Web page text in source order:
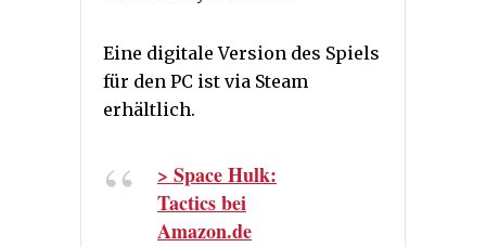
Eine digitale Version des Spiels
für den PC ist via Steam
erhältlich.
> Space Hulk:
Tactics bei
Amazon.de